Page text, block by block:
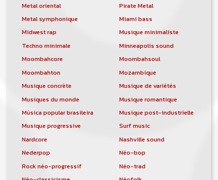
Metal oriental
Pirate Metal
Metal symphonique
Miami bass
Midwest rap
Musique minimaliste
Techno minimale
Minneapolis sound
Moombahcore
Moombahsoul
Moombahton
Mozambique
Musique concrète
Musique de variétés
Musiques du monde
Musique romantique
Música popular brasileira
Musique post-industrielle
Musique progressive
Surf music
Nardcore
Nashville sound
Nederpop
Néo-bop
Rock néo-progressif
Néo-trad